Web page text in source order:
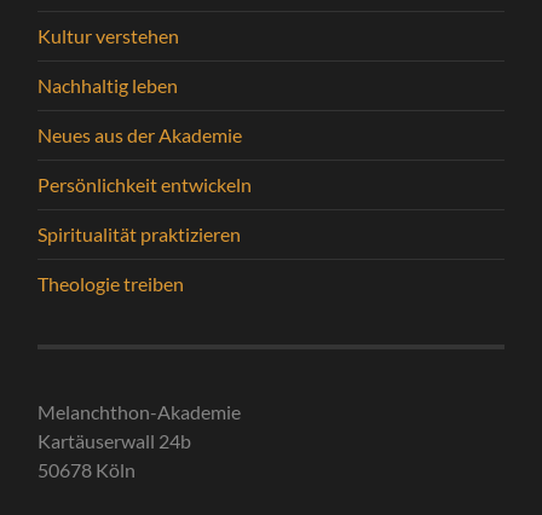
Kultur verstehen
Nachhaltig leben
Neues aus der Akademie
Persönlichkeit entwickeln
Spiritualität praktizieren
Theologie treiben
Melanchthon-Akademie
Kartäuserwall 24b
50678 Köln